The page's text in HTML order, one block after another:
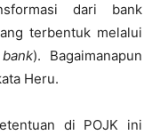
dari bank
terbentuk melalui
). Bagaimanapun
Heru.
di POJK ini